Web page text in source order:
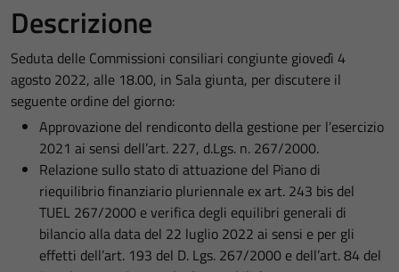
Descrizione
Seduta delle Commissioni consiliari congiunte giovedì 4
agosto 2022, alle 18.00, in Sala giunta, per discutere il
seguente ordine del giorno:
Approvazione del rendiconto della gestione per l’esercizio
2021 ai sensi dell’art. 227, d.Lgs. n. 267/2000.
Relazione sullo stato di attuazione del Piano di
riequilibrio finanziario pluriennale ex art. 243 bis del
TUEL 267/2000 e verifica degli equilibri generali di
bilancio alla data del 22 luglio 2022 ai sensi e per gli
effetti dell’art. 193 del D. Lgs. 267/2000 e dell’art. 84 del